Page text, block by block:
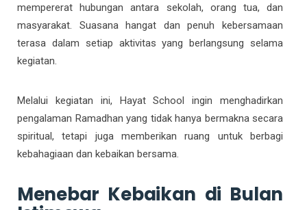
mempererat hubungan antara sekolah, orang tua, dan
masyarakat. Suasana hangat dan penuh kebersamaan
terasa dalam setiap aktivitas yang berlangsung selama
kegiatan.
Melalui kegiatan ini, Hayat School ingin menghadirkan
pengalaman Ramadhan yang tidak hanya bermakna secara
spiritual, tetapi juga memberikan ruang untuk berbagi
kebahagiaan dan kebaikan bersama.
Menebar Kebaikan di Bulan